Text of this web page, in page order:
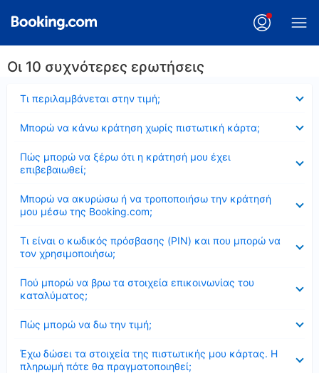
Οι 10 συχνότερες ερωτήσεις
Τι περιλαμβάνεται στην τιμή;
Μπορώ να κάνω κράτηση χωρίς πιστωτική κάρτα;
Πώς μπορώ να ξέρω ότι η κράτησή μου έχει
επιβεβαιωθεί;
Μπορώ να ακυρώσω ή να τροποποιήσω την κράτησή
μου μέσω της Booking.com;
Τι είναι ο κωδικός πρόσβασης (PIN) και που μπορώ να
τον χρησιμοποιήσω;
Πού μπορώ να βρω τα στοιχεία επικοινωνίας του
καταλύματος;
Πώς μπορώ να δω την τιμή;
Έχω δώσει τα στοιχεία της πιστωτικής μου κάρτας. Η
πληρωμή πότε θα πραγματοποιηθεί;